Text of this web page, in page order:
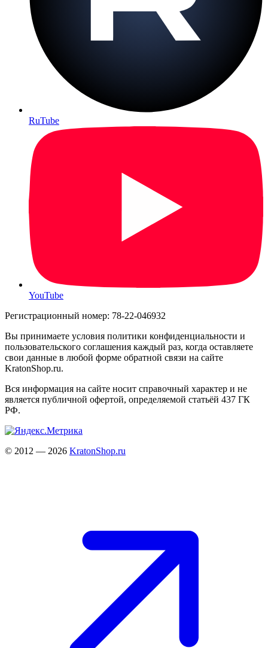
RuTube
YouTube
Регистрационный номер: 78-22-046932
Вы принимаете условия политики конфиденциальности и
пользовательского соглашения каждый раз, когда оставляете
свои данные в любой форме обратной связи на сайте
KratonShop.ru.
Вся информация на сайте носит справочный характер и не
является публичной офертой, определяемой статьёй 437 ГК
РФ.
© 2012 — 2026 KratonShop.ru